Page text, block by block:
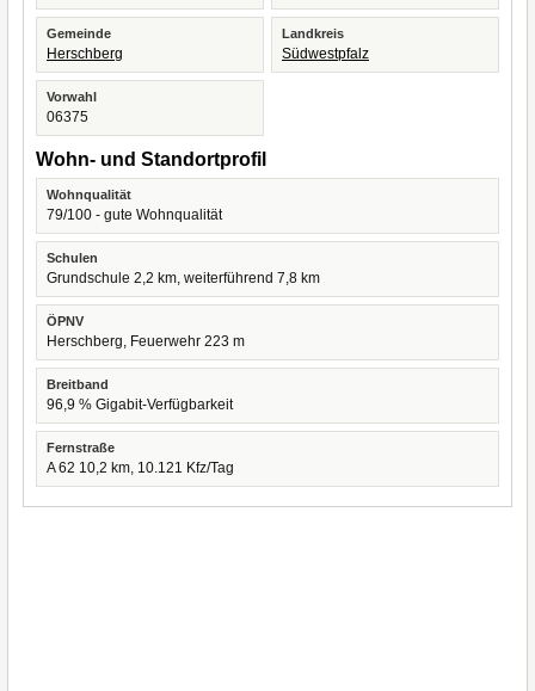
Gemeinde
Herschberg
Landkreis
Südwestpfalz
Vorwahl
06375
Wohn- und Standortprofil
Wohnqualität
79/100 - gute Wohnqualität
Schulen
Grundschule 2,2 km, weiterführend 7,8 km
ÖPNV
Herschberg, Feuerwehr 223 m
Breitband
96,9 % Gigabit-Verfügbarkeit
Fernstraße
A 62 10,2 km, 10.121 Kfz/Tag